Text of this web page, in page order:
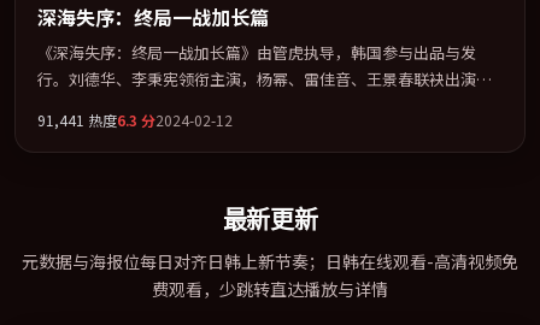
深海失序：终局一战加长篇
《深海失序：终局一战加长篇》由管虎执导，韩国参与出品与发
行。刘德华、李秉宪领衔主演，杨幂、雷佳音、王景春联袂出演。
型为骨架，在叙事、表演与视听上力求统一。定于 2024-04-28 在内
地院线及主流平台同步亮相，2024 年度话题片中口碑稳健，适合喜
91,441 热度6.3 分2024-02-12
最新更新
元数据与海报位每日对齐日韩上新节奏；日韩在线观看-高清视频免
费观看，少跳转直达播放与详情